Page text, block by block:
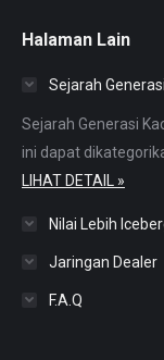
opens
new
window
opens
new
window
opens
new
window
new
Halaman Lain
Sejarah
Sejarah Generasi
ini dapat
LIHAT DETAIL »
Nilai Lebih
Jaringan Dealer
F.A.Q